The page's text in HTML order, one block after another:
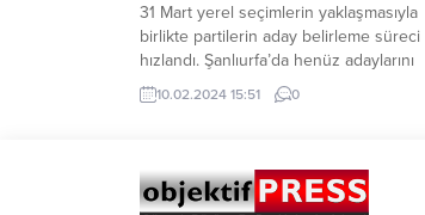
31 Mart yerel seçimlerin yaklaşmasıyla
birlikte partilerin aday belirleme süreci
hızlandı. Şanlıurfa’da henüz adaylarını
belirlemeye DEM Partisi bugün bir çok
ilçeyi aynı anda açıkladı. DEM Partisi
açıklamada Bozova, Suruç, Halfeti ve
Ceylanpınar ilçelerin adaylarını duyurdu.
10.02.2024 15:51 0